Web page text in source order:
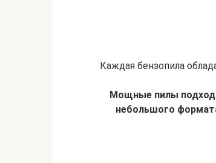
Каждая бензопила
Мощные пилы
небольшого